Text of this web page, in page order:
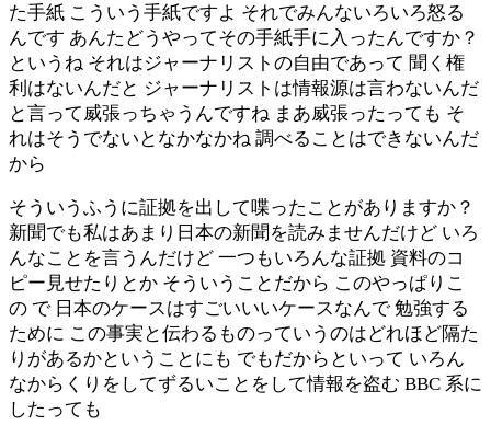
た手紙 こういう手紙ですよ それでみんないろいろ怒る
んです あんたどうやってその手紙手に入ったんですか？
というね それはジャーナリストの自由であって 聞く権
利はないんだと ジャーナリストは情報源は言わないんだ
と言って威張っちゃうんですね まあ威張ったっても そ
れはそうでないとなかなかね 調べることはできないんだ
から
そういうふうに証拠を出して喋ったことがありますか？
新聞でも私はあまり日本の新聞を読みませんだけど いろ
んなことを言うんだけど 一つもいろんな証拠 資料のコ
ピー見せたりとか そういうことだから このやっぱりこ
の で 日本のケースはすごいいいケースなんで 勉強する
ために この事実と伝わるものっていうのはどれほど隔た
りがあるかということにも でもだからといって いろん
なからくりをしてずるいことをして情報を盗む BBC 系に
したっても